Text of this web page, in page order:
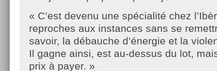
« C’est devenu une spécialité chez
reproches aux instances sans se
savoir, la débauche d’énergie et la
Il gagne ainsi, est au-dessus du lot,
prix à payer. »